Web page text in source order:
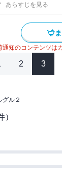
あらすじを見る
知のコンテンツは
2 3
グル２
）